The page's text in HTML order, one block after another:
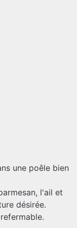
une poêle bien
l'ail et
désirée.